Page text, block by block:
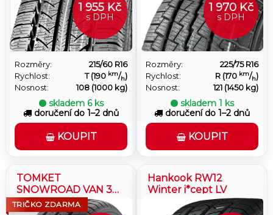
1 955 Kč
s DPH
Rozměry:
215/60 R16
Rychlost:
T (190 km/h)
Nosnost:
108 (1000 kg)
skladem 6 ks
doručení do 1–2 dnů
KOUPIT
1 970 Kč
s DPH
Rozměry:
225/75 R16
Rychlost:
R (170 km/h)
Nosnost:
121 (1450 kg)
skladem 1 ks
doručení do 1–2 dnů
KOUPIT
TOMKET
SNOWROAD VAN 3
8PR
TRIČKO ZDARMA
Hankook RW12
Winter i*cept LV